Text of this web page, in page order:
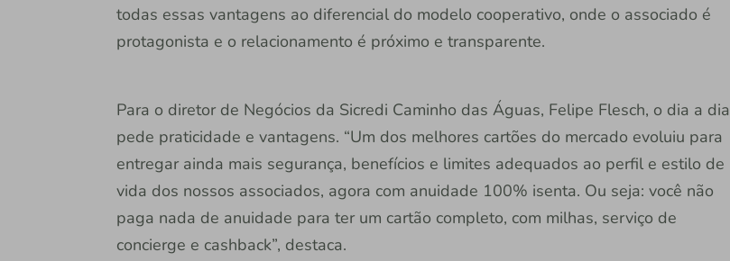
todas essas vantagens ao diferencial do modelo cooperativo, onde o associado é
protagonista e o relacionamento é próximo e transparente.
Para o diretor de Negócios da Sicredi Caminho das Águas, Felipe Flesch, o dia a dia
pede praticidade e vantagens. “Um dos melhores cartões do mercado evoluiu para
entregar ainda mais segurança, benefícios e limites adequados ao perfil e estilo de
vida dos nossos associados, agora com anuidade 100% isenta. Ou seja: você não
paga nada de anuidade para ter um cartão completo, com milhas, serviço de
concierge e cashback”, destaca.